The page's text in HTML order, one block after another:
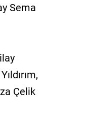
Sema
Çelik